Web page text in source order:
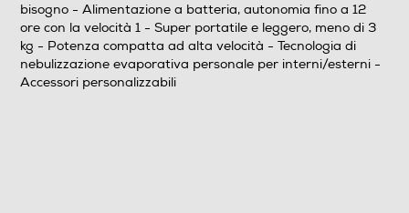
Spia di funzionamento
bisogno - Alimentazione a batteria, autonomia fino a 12
ore con la velocità 1 - Super portatile e leggero, meno di 3
kg - Potenza compatta ad alta velocità - Tecnologia di
nebulizzazione evaporativa personale per interni/esterni -
Accessori personalizzabili